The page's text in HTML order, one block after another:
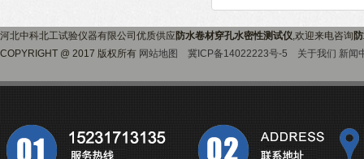
河北中科北工试验仪器有限公司优质供应 防水卷材穿孔水密性测试仪,欢迎来电咨询
COPYRIGHT @ 2017 版权所有 网站地图 冀ICP备14022223号-5 关于我们 新闻